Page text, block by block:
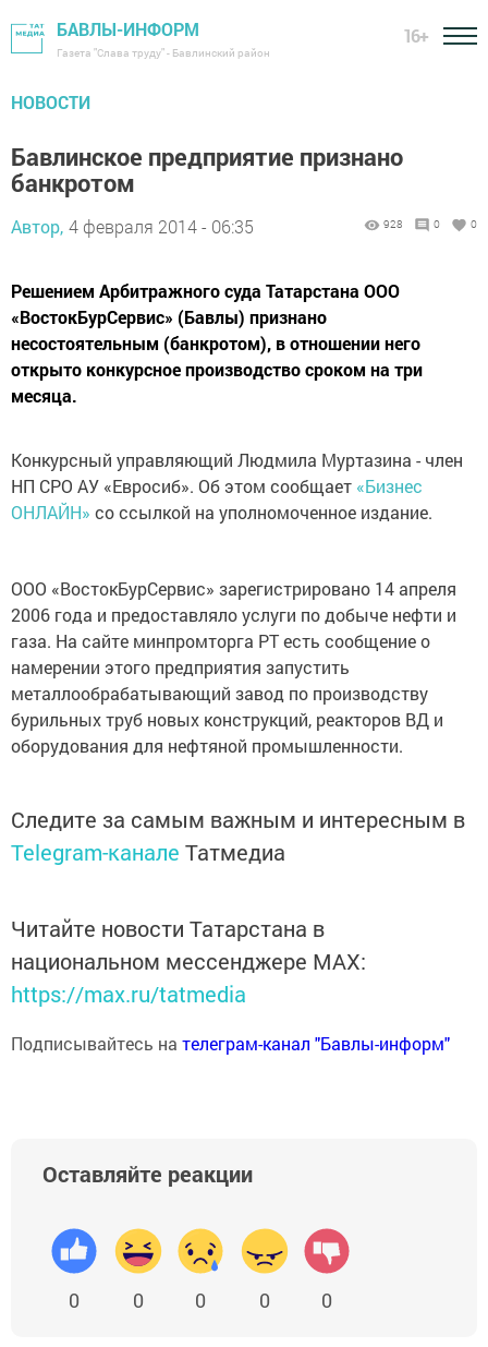
БАВЛЫ-ИНФОРМ
Газета "Слава труду" - Бавлинский район
16+
НОВОСТИ
Бавлинское предприятие признано
банкротом
Автор, 4 февраля 2014 - 06:35 928 0 0
Решением Арбитражного суда Татарстана ООО
«ВостокБурСервис» (Бавлы) признано
несостоятельным (банкротом), в отношении него
открыто конкурсное производство сроком на три
месяца.
Конкурсный управляющий Людмила Муртазина - член
НП СРО АУ «Евросиб». Об этом сообщает «Бизнес
ОНЛАЙН» со ссылкой на уполномоченное издание.
ООО «ВостокБурСервис» зарегистрировано 14 апреля
2006 года и предоставляло услуги по добыче нефти и
газа. На сайте минпромторга РТ есть сообщение о
намерении этого предприятия запустить
металлообрабатывающий завод по производству
бурильных труб новых конструкций, реакторов ВД и
оборудования для нефтяной промышленности.
Следите за самым важным и интересным в
Telegram-канале Татмедиа
Читайте новости Татарстана в
национальном мессенджере MАХ:
https://max.ru/tatmedia
Подписывайтесь на телеграм-канал "Бавлы-информ"
Оставляйте реакции
0 0 0 0 0